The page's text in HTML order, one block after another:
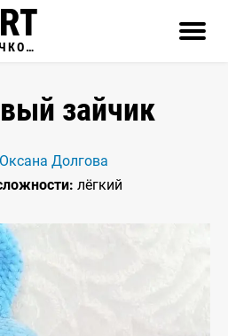
СХЕМЫ ВЯЗАНИЯ КРЮЧКОМ
зайчик
Оксана Долгова
лёгкий